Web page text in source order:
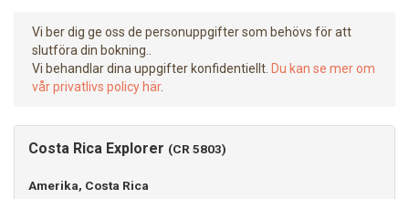
Vi ber dig ge oss de personuppgifter som behövs för att
slutföra din bokning..
Vi behandlar dina uppgifter konfidentiellt. Du kan se mer om
vår privatlivs policy här.
Costa Rica Explorer (CR 5803)
Amerika, Costa Rica